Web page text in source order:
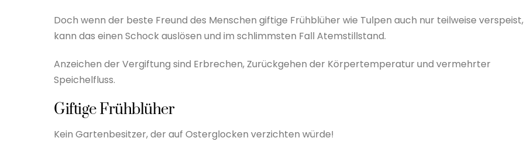
Doch wenn der beste Freund des Menschen giftige Frühblüher wie Tulpen auch nur teilweise verspeist,
kann das einen Schock auslösen und im schlimmsten Fall Atemstillstand.
Anzeichen der Vergiftung sind Erbrechen, Zurückgehen der Körpertemperatur und vermehrter
Speichelfluss.
Giftige Frühblüher
Kein Gartenbesitzer, der auf Osterglocken verzichten würde!